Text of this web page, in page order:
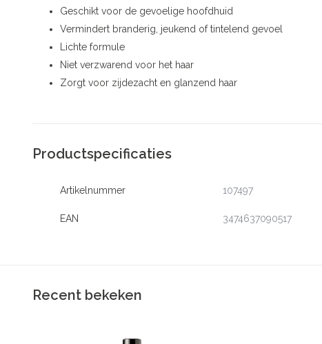
Geschikt voor de gevoelige hoofdhuid
Vermindert branderig, jeukend of tintelend gevoel
Lichte formule
Niet verzwarend voor het haar
Zorgt voor zijdezacht en glanzend haar
Productspecificaties
Artikelnummer 107497
EAN 3474637090517
Recent bekeken